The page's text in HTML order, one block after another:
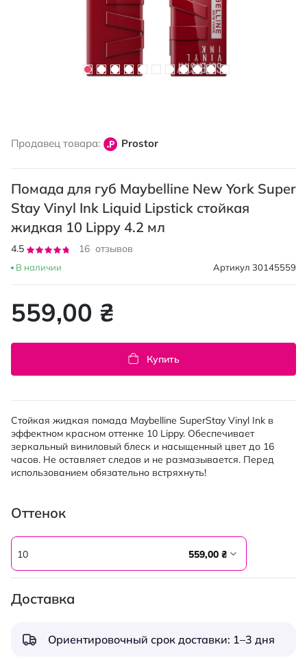
началу
изображений
Продавец товара: Prostor
Помада для губ Maybelline New York Super
Stay Vinyl Ink Liquid Lipstick стойкая
жидкая 10 Lippy 4.2 мл
Рейтинг:
4.5
16 отзывов
В наличии Артикул 30145559
559,00 ₴
Купить
Стойкая жидкая помада Maybelline SuperStay Vinyl Ink в
эффектном красном оттенке 10 Lippy. Обеспечивает
зеркальный виниловый блеск и насыщенный цвет до 16
часов. Не оставляет следов и не размазывается. Перед
использованием обязательно встряхнуть!
Оттенок
10 559,00 ₴
Доставка
Ориентировочный срок доставки: 1–3 дня